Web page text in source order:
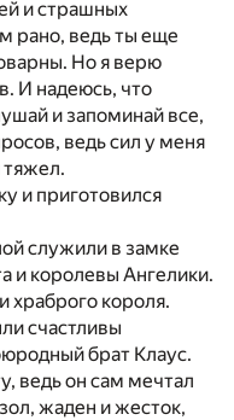
и страшных
рано, ведь ты еще
Но я верю
И надеюсь, что
и запоминай все,
ведь сил у меня
тяжел.
и приготовился
служили в замке
и королевы Ангелики.
храброго короля.
счастливы
брат Клаус.
ведь он сам мечтал
жаден и жесток,